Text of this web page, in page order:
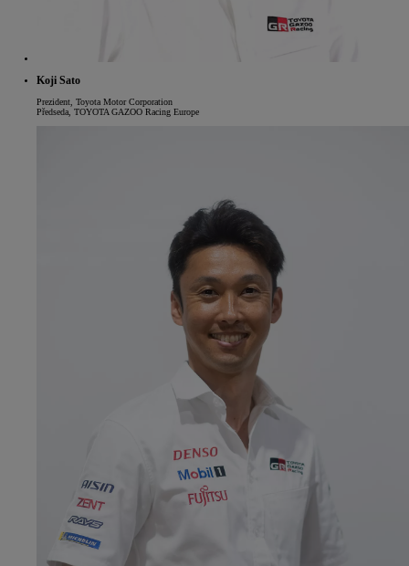
Koji Sato
Prezident, Toyota Motor Corporation
Předseda, TOYOTA GAZOO Racing Europe